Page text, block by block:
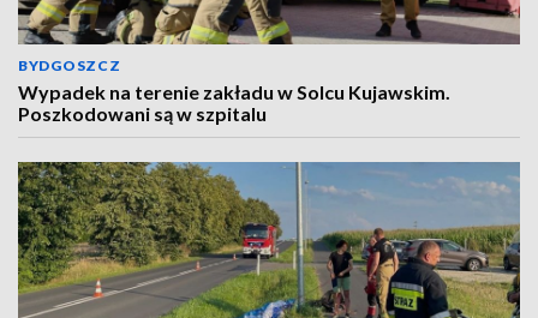
BYDGOSZCZ
Wypadek na terenie zakładu w Solcu Kujawskim.
Poszkodowani są w szpitalu